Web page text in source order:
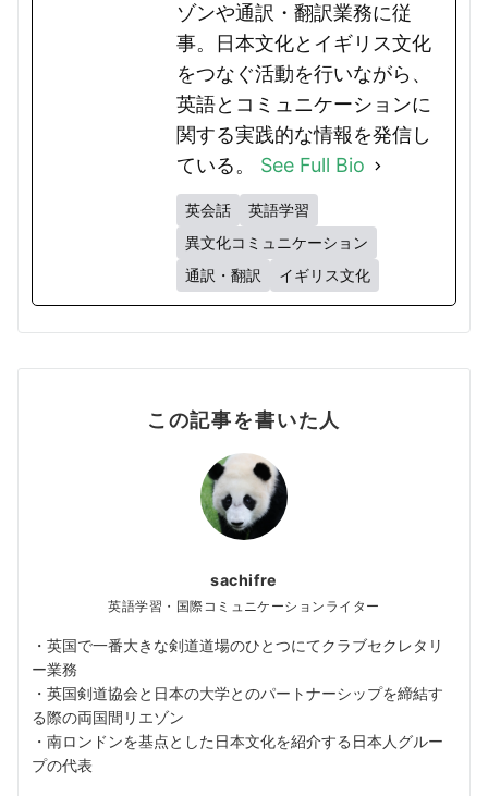
ゾンや通訳・翻訳業務に従
事。日本文化とイギリス文化
をつなぐ活動を行いながら、
英語とコミュニケーションに
関する実践的な情報を発信し
ている。 See Full Bio
英会話
英語学習
異文化コミュニケーション
通訳・翻訳
イギリス文化
この記事を書いた人
sachifre
英語学習・国際コミュニケーションライター
・英国で一番大きな剣道道場のひとつにてクラブセクレタリ
ー業務
・英国剣道協会と日本の大学とのパートナーシップを締結す
る際の両国間リエゾン
・南ロンドンを基点とした日本文化を紹介する日本人グルー
プの代表